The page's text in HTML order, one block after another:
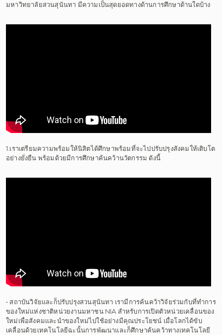
มหาวิทยาลัยสวนสุนันทา มีความเป็นสุดยอดทางด้านการศึกษาด้านใดบ้าง
1.เราเตรียมความพร้อมให้นิสิตได้ศึกษาพร้อมที่จะไปปรับปรุงสังคมให้เติบโต
อย่างยั่งยืน พร้อมด้วยมีการศึกษาค้นคว้านวัตกรรม ดังนี้
• สถาบันวิจัยและก็ปรับปรุงสวนสุนันทา เรามีการค้นคว้าวิจัยร่วมกับที่ทำการ
ของใหม่แห่งชาติหน่วยงานมหาชน NIA สำหรับการเปิดตัวหน่วยเคลื่อนของ
ใหม่เพื่อสังคมและนำของใหม่ไปใช้อย่างมีคุณประโยชน์ เมื่อโลกได้ขับ
เคลื่อนด้วยเทคโนโลยีฉะนั้นการพัฒนาและก็ศึกษาค้นคว้าทางเทคโนโลยี